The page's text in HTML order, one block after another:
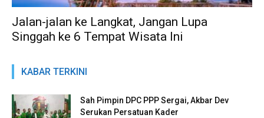
Jalan-jalan ke Langkat, Jangan Lupa
Singgah ke 6 Tempat Wisata Ini
KABAR TERKINI
Sah Pimpin DPC PPP Sergai, Akbar Dev
Serukan Persatuan Kader